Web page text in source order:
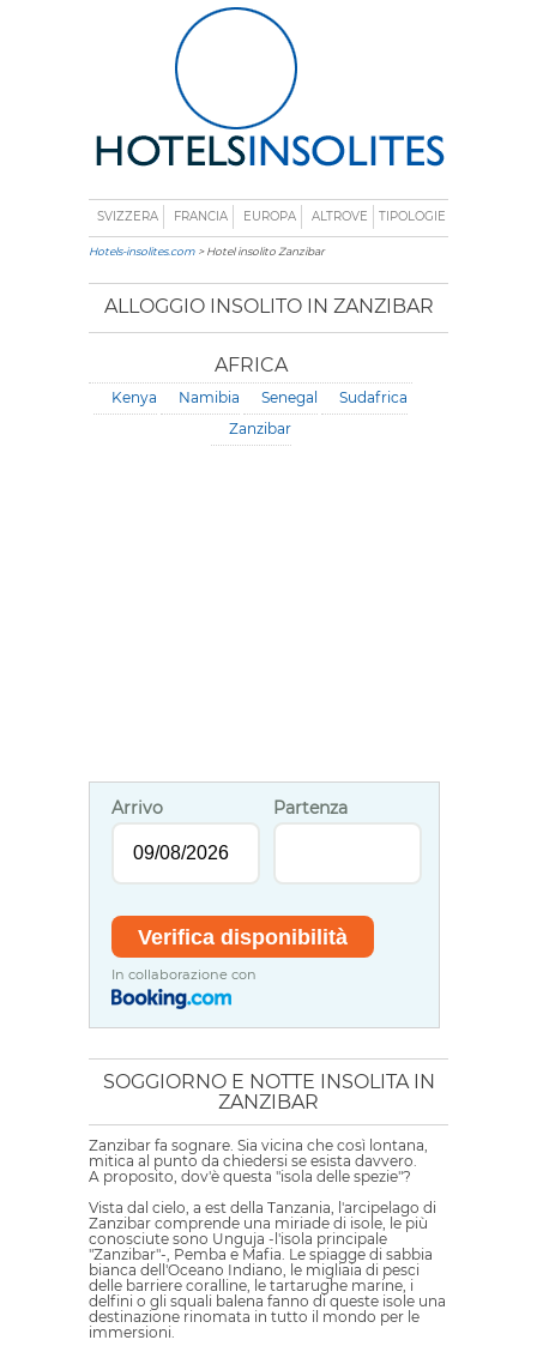
SVIZZERA FRANCIA EUROPA ALTROVE TIPOLOGIE
Hotels-insolites.com > Hotel insolito Zanzibar
ALLOGGIO INSOLITO IN ZANZIBAR
AFRICA
Kenya Namibia Senegal
Sudafrica
Zanzibar
Arrivo Partenza
In collaborazione con
SOGGIORNO E NOTTE INSOLITA IN
ZANZIBAR
Zanzibar fa sognare. Sia vicina che così lontana,
mitica al punto da chiedersi se esista davvero.
A proposito, dov'è questa "isola delle spezie"?
Vista dal cielo, a est della Tanzania, l'arcipelago di
Zanzibar comprende una miriade di isole, le più
conosciute sono Unguja -l'isola principale
"Zanzibar"-, Pemba e Mafia. Le spiagge di sabbia
bianca dell'Oceano Indiano, le migliaia di pesci
delle barriere coralline, le tartarughe marine, i
delfini o gli squali balena fanno di queste isole una
destinazione rinomata in tutto il mondo per le
immersioni.